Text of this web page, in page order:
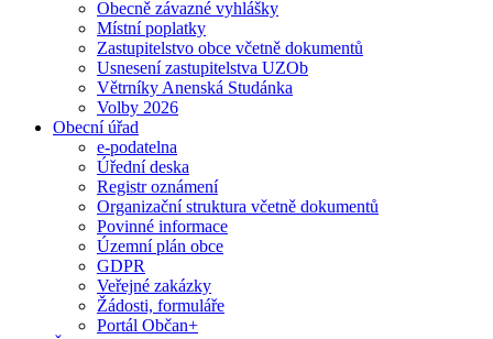
Obecně závazné vyhlášky
Místní poplatky
Zastupitelstvo obce včetně dokumentů
Usnesení zastupitelstva UZOb
Větrníky Anenská Studánka
Volby 2026
Obecní úřad
e-podatelna
Úřední deska
Registr oznámení
Organizační struktura včetně dokumentů
Povinné informace
Územní plán obce
GDPR
Veřejné zakázky
Žádosti, formuláře
Portál Občan+